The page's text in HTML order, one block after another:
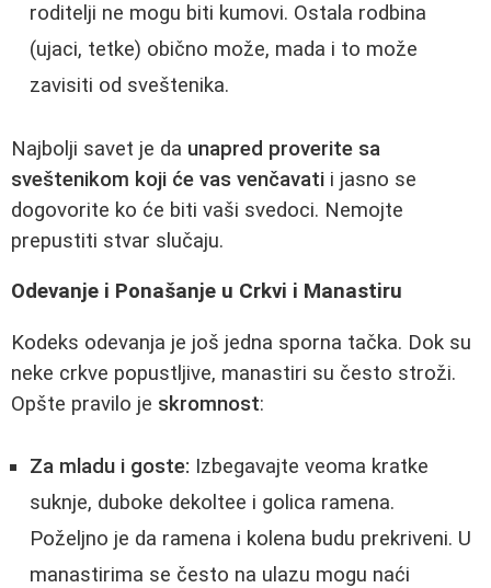
roditelji ne mogu biti kumovi. Ostala rodbina
(ujaci, tetke) obično može, mada i to može
zavisiti od sveštenika.
Najbolji savet je da unapred proverite sa
sveštenikom koji će vas venčavati i jasno se
dogovorite ko će biti vaši svedoci. Nemojte
prepustiti stvar slučaju.
Odevanje i Ponašanje u Crkvi i Manastiru
Kodeks odevanja je još jedna sporna tačka. Dok su
neke crkve popustljive, manastiri su često stroži.
Opšte pravilo je skromnost:
Za mladu i goste: Izbegavajte veoma kratke
suknje, duboke dekoltee i golica ramena.
Poželjno je da ramena i kolena budu prekriveni. U
manastirima se često na ulazu mogu naći